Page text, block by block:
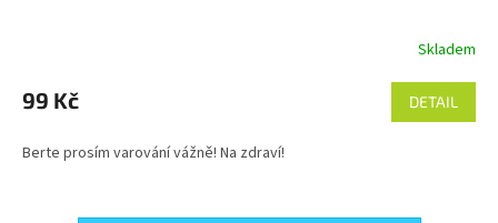
Skladem
99 Kč DETAIL
Berte prosím varování vážně! Na zdraví!